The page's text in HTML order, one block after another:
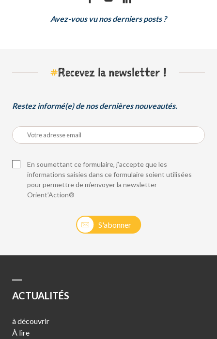
Avez-vous vu nos derniers posts ?
#Recevez la newsletter !
Restez informé(e) de nos dernières nouveautés.
S'abonner
En soumettant ce formulaire, j’accepte que les
informations saisies dans ce formulaire soient utilisées
pour permettre de m’envoyer la newsletter
Orient’Action®
ACTUALITÉS
à découvrir
À lire